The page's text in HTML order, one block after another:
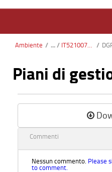
Ambiente / IT5210072 - Palude di Colfiorito /
Piani di
Commenti
Nessun commento. Please
to comment.